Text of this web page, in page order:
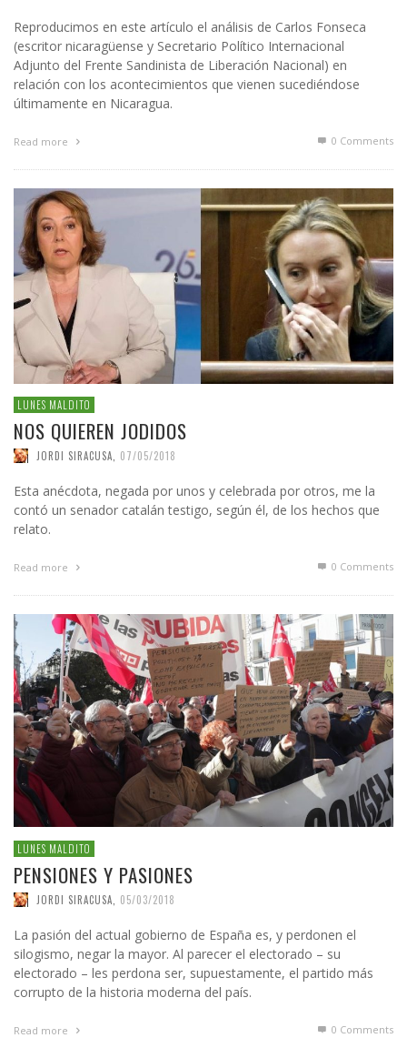
Reproducimos en este artículo el análisis de Carlos Fonseca
(escritor nicaragüense y Secretario Político Internacional
Adjunto del Frente Sandinista de Liberación Nacional) en
relación con los acontecimientos que vienen sucediéndose
últimamente en Nicaragua.
Read more 0 Comments
LUNES MALDITO
NOS QUIEREN JODIDOS
JORDI SIRACUSA, 07/05/2018
Esta anécdota, negada por unos y celebrada por otros, me la
contó un senador catalán testigo, según él, de los hechos que
relato.
Read more 0 Comments
LUNES MALDITO
PENSIONES Y PASIONES
JORDI SIRACUSA 05/03/2018
La pasión del actual gobierno de España es, y perdonen el
silogismo, negar la mayor. Al parecer el electorado – su
electorado – les perdona ser, supuestamente, el partido más
corrupto de la historia moderna del país.
Read more 0 Comments